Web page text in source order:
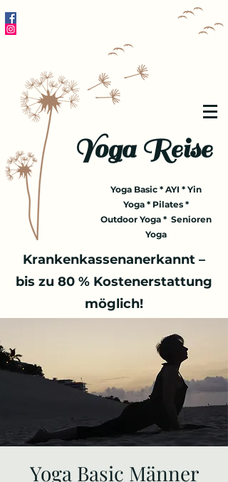
Yoga Reise
Yoga Basic * AYI * Yin
Yoga * Pilates *
Outdoor Yoga * Senioren
Yoga
Krankenkassenanerkannt –
bis zu 80 % Kostenerstattung
möglich!
Yoga Basic Männer